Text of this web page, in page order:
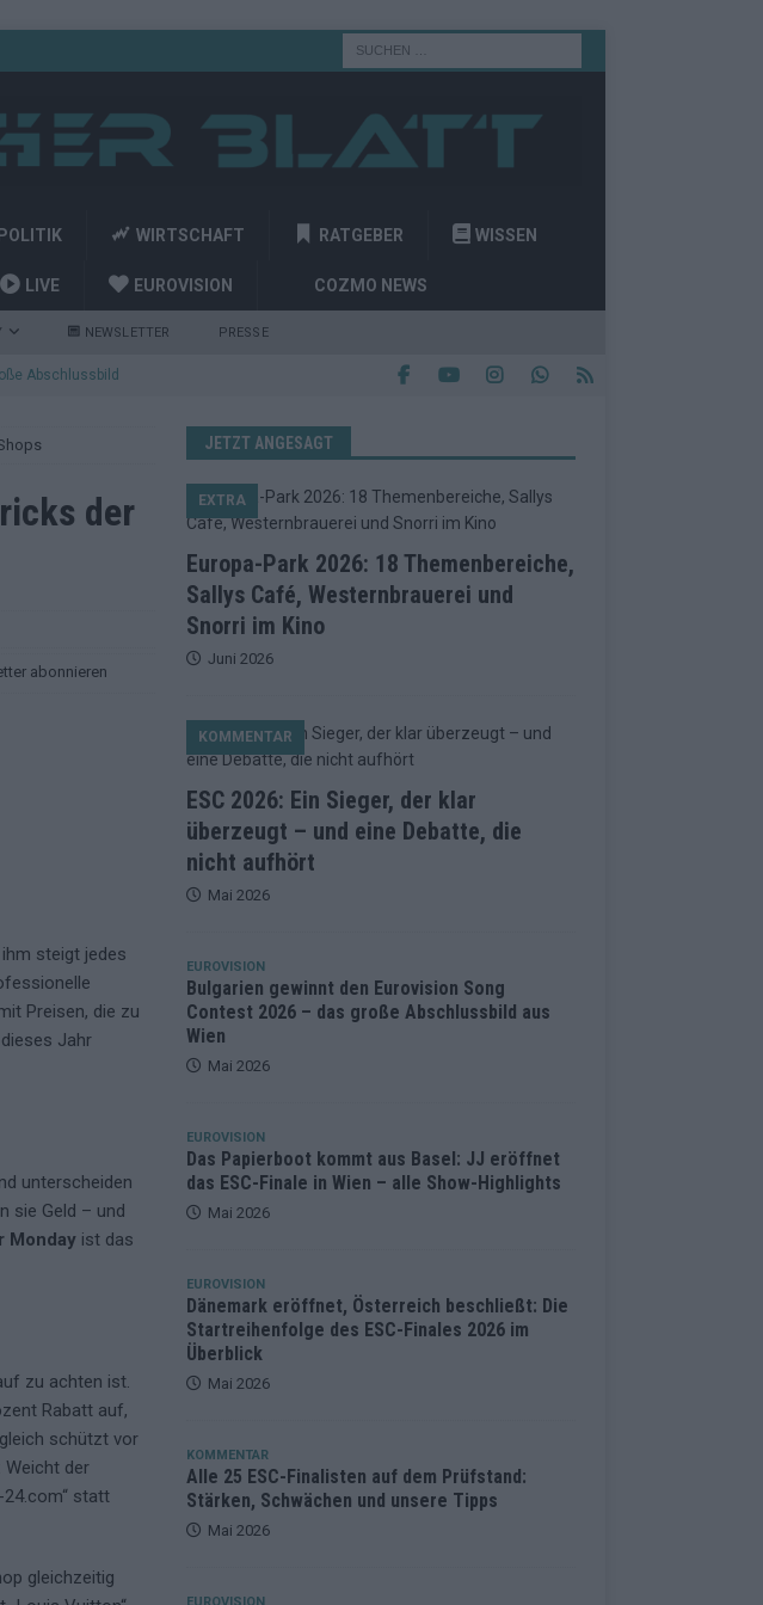
POLITIK WIRTSCHAFT RATGEBER WISSEN
LIVE EUROVISION COZMO NEWS
NEWSLETTER PRESSE
Abschlussbild
– alle Show-
ESC-Finales
unsere Tipps
wer zittert bis zum
und Snorri im
der
abonnieren
steigt jedes
Preisen, die zu
Jahr
unterscheiden
sie Geld – und
Monday ist das
zu achten ist.
Rabatt auf,
schützt vor
der
statt
gleichzeitig
JETZT ANGESAGT
Europa-Park 2026: 18 Themenbereiche,
Sallys Café, Westernbrauerei und
Snorri im Kino
EXTRA
Juni 2026
ESC 2026: Ein Sieger, der klar
überzeugt – und eine Debatte, die
nicht aufhört
KOMMENTAR
Mai 2026
EUROVISION
Bulgarien gewinnt den Eurovision Song
Contest 2026 – das große Abschlussbild aus
Wien
Mai 2026
EUROVISION
Das Papierboot kommt aus Basel: JJ eröffnet
das ESC-Finale in Wien – alle Show-Highlights
Mai 2026
EUROVISION
Dänemark eröffnet, Österreich beschließt: Die
Startreihenfolge des ESC-Finales 2026 im
Überblick
Mai 2026
KOMMENTAR
Alle 25 ESC-Finalisten auf dem Prüfstand:
Stärken, Schwächen und unsere Tipps
Mai 2026
EUROVISION